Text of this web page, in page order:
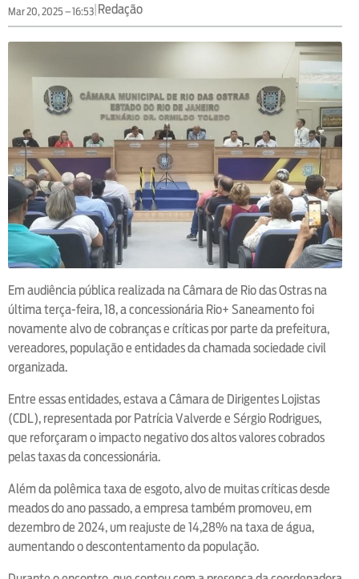
Mar 20, 2025 – 16:53|Redação
Em audiência pública realizada na Câmara de Rio das Ostras na
última terça-feira, 18, a concessionária Rio+ Saneamento foi
novamente alvo de cobranças e críticas por parte da prefeitura,
vereadores, população e entidades da chamada sociedade civil
organizada.
Entre essas entidades, estava a Câmara de Dirigentes Lojistas
(CDL), representada por Patrícia Valverde e Sérgio Rodrigues,
que reforçaram o impacto negativo dos altos valores cobrados
pelas taxas da concessionária.
Além da polêmica taxa de esgoto, alvo de muitas críticas desde
meados do ano passado, a empresa também promoveu, em
dezembro de 2024, um reajuste de 14,28% na taxa de água,
aumentando o descontentamento da população.